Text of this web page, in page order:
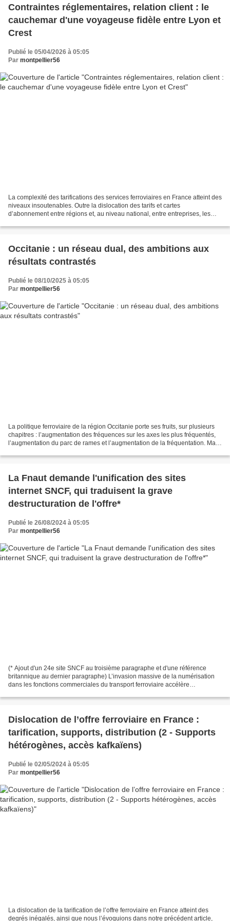
Contraintes réglementaires, relation client : le
cauchemar d'une voyageuse fidèle entre Lyon et
Crest
Publié le 05/04/2026 à 05:05
Par montpellier56
La complexité des tarifications des services ferroviaires en France atteint des
niveaux insoutenables. Outre la dislocation des tarifs et cartes
d’abonnement entre régions et, au niveau national, entre entreprises, les
Occitanie : un réseau dual, des ambitions aux
résultats contrastés
Publié le 08/10/2025 à 05:05
Par montpellier56
La politique ferroviaire de la région Occitanie porte ses fruits, sur plusieurs
chapitres : l’augmentation des fréquences sur les axes les plus fréquentés,
l’augmentation du parc de rames et l’augmentation de la fréquentation. Mais
La Fnaut demande l'unification des sites
internet SNCF, qui traduisent la grave
destructuration de l'offre*
Publié le 26/08/2024 à 05:05
Par montpellier56
(* Ajout d'un 24e site SNCF au troisième paragraphe et d'une référence
britannique au dernier paragraphe) L’invasion massive de la numérisation
dans les fonctions commerciales du transport ferroviaire accélère
Dislocation de l’offre ferroviaire en France :
tarification, supports, distribution (2 - Supports
hétérogènes, accès kafkaïens)
Publié le 02/05/2024 à 05:05
Par montpellier56
La dislocation de la tarification de l’offre ferroviaire en France atteint des
degrés inégalés, ainsi que nous l’évoquions dans notre précédent article,